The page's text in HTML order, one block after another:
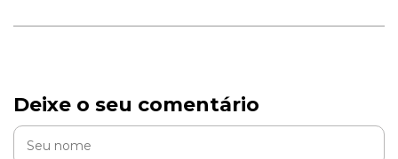
Deixe o seu comentário